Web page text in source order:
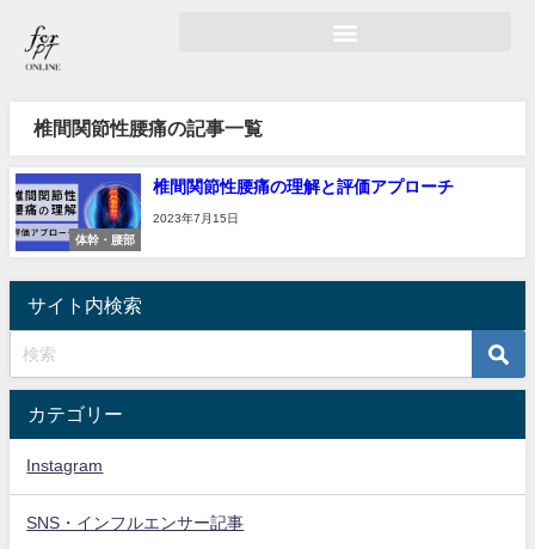
椎間関節性腰痛の記事一覧
体幹・腰部
椎間関節性腰痛の理解と評価アプローチ
2023年7月15日
サイト内検索
カテゴリー
Instagram
SNS・インフルエンサー記事